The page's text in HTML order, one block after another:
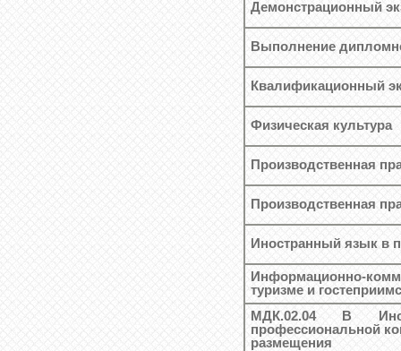
Демонстрационный
Выполнение
Квалификационный
Физическая культура
Производственная
Производственная
Иностранный язык в
Информационно-
туризме и
МДК.02.04 В
профессиональной
размещения